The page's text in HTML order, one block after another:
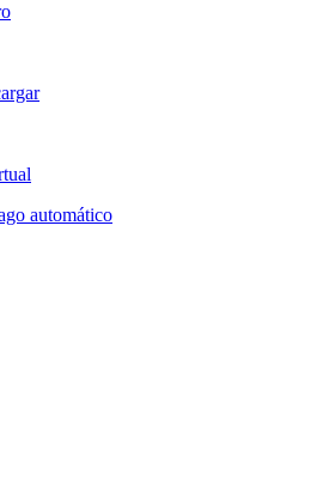
automático